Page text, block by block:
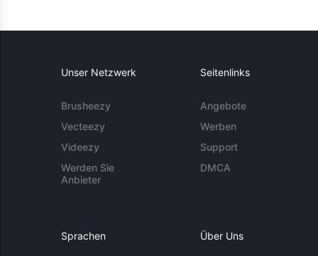
Unser Netzwerk
Brusheezy
Vecteezy
Videezy
Werden Sie
Anbieter
Seitenlinks
Angebote
Werben
Support
DMCA
Sprachen Über Uns